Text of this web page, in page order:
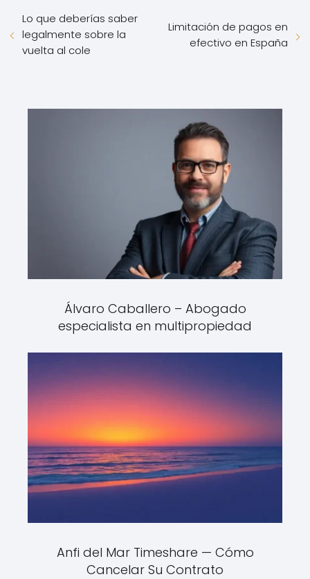
Lo que deberías saber
legalmente sobre la
vuelta al cole
Limitación de pagos en
efectivo en España
Álvaro Caballero – Abogado
especialista en multipropiedad
Anfi del Mar Timeshare — Cómo
Cancelar Su Contrato